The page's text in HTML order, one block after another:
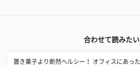
合わせて読みたい
置き菓子より断然ヘルシー！ オフィスにあっ